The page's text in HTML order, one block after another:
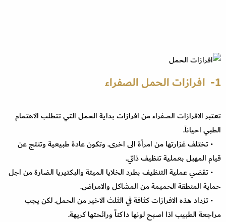
1- افرازات الحمل الصفراء
تعتبر الافرازات الصفراء من افرازات بداية الحمل التي تتطلب الاهتمام
الطبي احياناً.
• تختلف غزارتها من امرأة الى اخرى. وتكون عادة طبيعية وتنتج عن
قيام المهبل بعملية تنظيف ذاتي.
• تقضي عملية التنظيف بطرد الخلايا الميتة والبكتيريا الضارة من اجل
حماية المنطقة الحميمة من المشاكل والامراض.
• تزداد هذه الافرازات كثافة في الثلث الاخير من الحمل. لكن يجب
مراجعة الطبيب اذا اصبح لونها داكناً ورائحتها كريهة.